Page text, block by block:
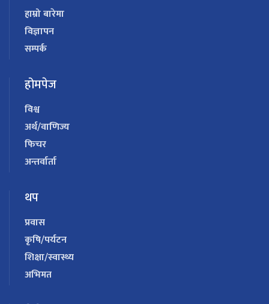
हाम्रो बारेमा
विज्ञापन
सम्पर्क
होमपेज
विश्व
अर्थ/वाणिज्य
फिचर
अन्तर्वार्ता
थप
प्रवास
कृषि/पर्यटन
शिक्षा/स्वास्थ्य
अभिमत